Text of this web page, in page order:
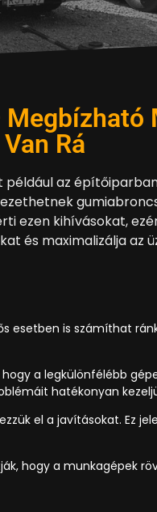
Rá
az
ezen kihívásokat,
és maximalizálja az
esetben is számíthat
a legkülönfélébb
hatékonyan
el a javításokat. Ez
hogy a munkagépek